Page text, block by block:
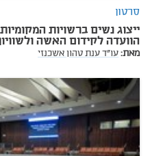
סרטון
ייצוג נשים ברשויות
הוועדה לקידום האשה
מאת:עו"ד ענת טהון אשכנזי